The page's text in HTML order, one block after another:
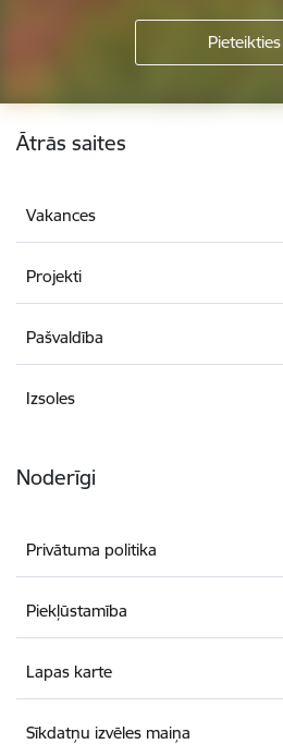
Kājene
Ātrās saites
Vakances
Projekti
Pašvaldība
Izsoles
Noderīgi
Privātuma politika
Piekļūstamība
Lapas karte
Sīkdatņu izvēles maiņa